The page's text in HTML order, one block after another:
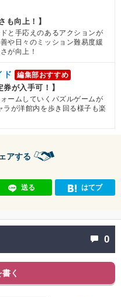
も向上！】
と手応えのあるアクションが
や日々のミッション難易度緩
が向上！
ド 編集部おすすめ
券が入手可！】
ームしていくパズルゲームが
が洋館内を歩き回る様子も楽
アする
送る はてブ
0
く